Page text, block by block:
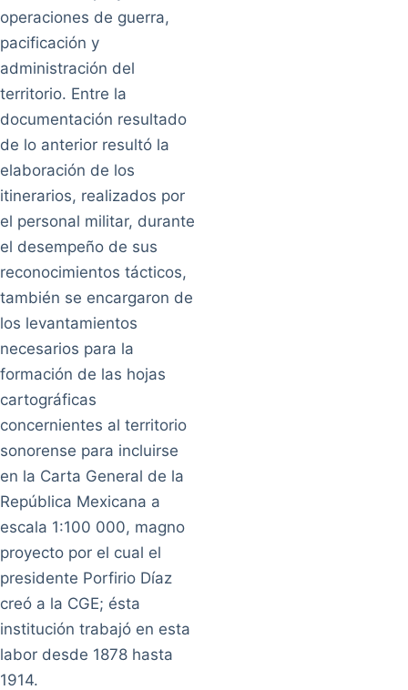
operaciones de guerra,
pacificación y
administración del
territorio. Entre la
documentación resultado
de lo anterior resultó la
elaboración de los
itinerarios, realizados por
el personal militar, durante
el desempeño de sus
reconocimientos tácticos,
también se encargaron de
los levantamientos
necesarios para la
formación de las hojas
cartográficas
concernientes al territorio
sonorense para incluirse
en la Carta General de la
República Mexicana a
escala 1:100 000, magno
proyecto por el cual el
presidente Porfirio Díaz
creó a la CGE; ésta
institución trabajó en esta
labor desde 1878 hasta
1914.